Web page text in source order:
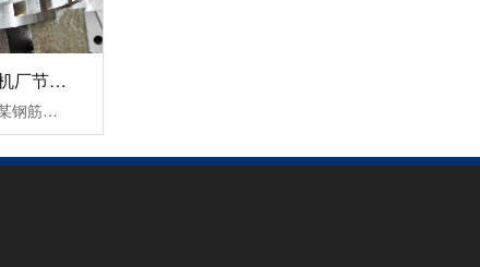
杭州某钢筋调直机厂节能变频器改造案例！
三科针对此次杭州某钢筋调直机厂节能变频器改造案例中提出以下三个结论：1，降低设备启动电流，让电网电压更稳定，大大缓解了电源容量紧张传统钢筋调直机无变频器启动时的电流等于(4-7)倍额定电流，这样会对机电设备和供电电网造成严重的冲击，而且还会对电网容量要求过高。变频器具有上电电机检测、输入输出缺相保护......